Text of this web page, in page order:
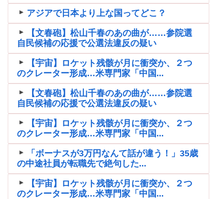
アジアで日本より上な国ってどこ？
【文春砲】松山千春のあの曲が……参院選
自民候補の応援で公選法違反の疑い
【宇宙】ロケット残骸が月に衝突か、２つ
のクレーター形成…米専門家「中国...
【文春砲】松山千春のあの曲が……参院選
自民候補の応援で公選法違反の疑い
【宇宙】ロケット残骸が月に衝突か、２つ
のクレーター形成…米専門家「中国...
「ボーナスが3万円なんて話が違う！」35歳
の中途社員が転職先で絶句した...
【宇宙】ロケット残骸が月に衝突か、２つ
のクレーター形成…米専門家「中国...